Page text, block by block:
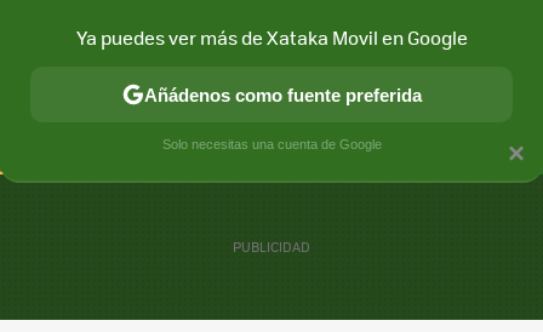
CONECTIVIDAD MÓVIL Y SOCIEDAD APLICACIONES
×
Ya puedes ver más de Xataka Movil en Google
Añádenos como fuente preferida
Solo necesitas una cuenta de Google